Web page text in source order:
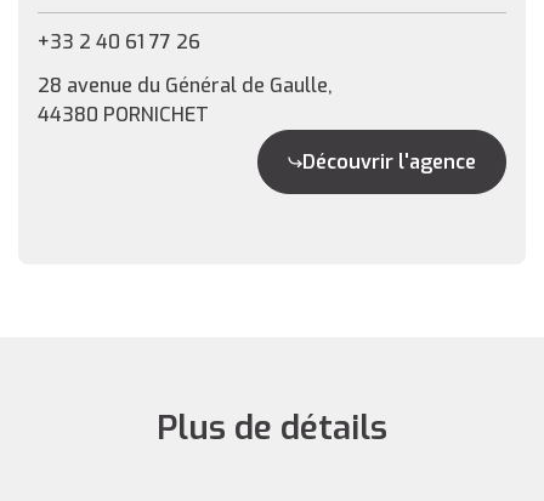
+33 2 40 61 77 26
28 avenue du Général de Gaulle,
44380 PORNICHET
Découvrir l'agence
Plus de détails